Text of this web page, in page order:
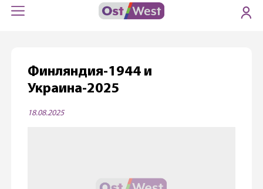
Финляндия-1944 и
Украина-2025
18.08.2025